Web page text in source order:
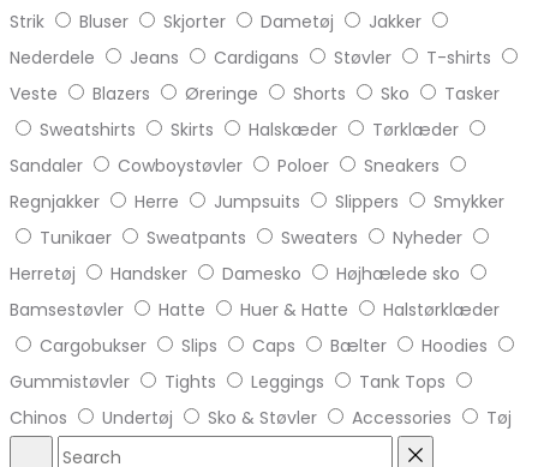
Strik
Bluser Skjorter Dametøj
Jakker
Nederdele
Jeans Cardigans Støvler
T-shirts
Veste
Blazers Øreringe Shorts Sko
Tasker
Sweatshirts
Skirts Halskæder
Tørklæder
Sandaler
Cowboystøvler Poloer
Sneakers
Regnjakker
Herre Jumpsuits Slippers
Smykker
Tunikaer
Sweatpants Sweaters
Nyheder
Herretøj
Handsker Damesko
Højhælede sko
Bamsestøvler
Hatte Huer & Hatte
Halstørklæder
Cargobukser
Slips Caps Bælter
Hoodies
Gummistøvler
Tights Leggings
Tank Tops
Chinos
Undertøj Sko & Støvler Accessories Tøj